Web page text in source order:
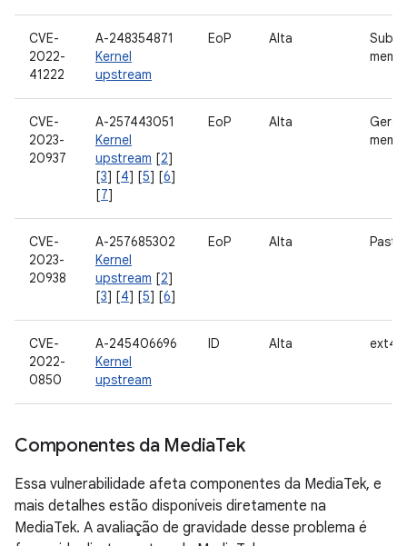
CVE-
2022-
41222
A-248354871
Kernel
upstream
EoP Alta
CVE-
2023-
20937
A-257443051
Kernel
upstream [2]
[3] [4] [5] [6]
[7]
EoP Alta
CVE-
2023-
20938
A-257685302
Kernel
upstream [2]
[3] [4] [5] [6]
EoP Alta Pasta
CVE-
2022-
0850
A-245406696
Kernel
upstream
ID Alta ext4
Componentes da MediaTek
Essa vulnerabilidade afeta componentes da MediaTek, e
mais detalhes estão disponíveis diretamente na
MediaTek. A avaliação de gravidade desse problema é